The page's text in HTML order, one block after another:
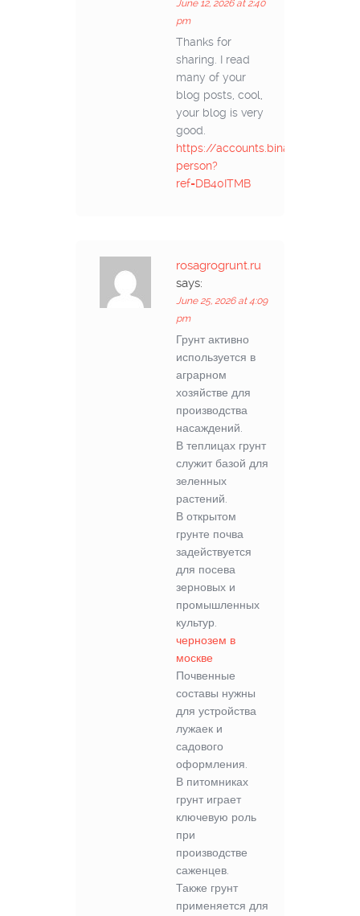
June 12, 2026 at 2:40
pm
Thanks for
sharing. I read
many of your
blog posts, cool,
your blog is very
good.
https://accounts.binance.bh/el/
person?
ref=DB40ITMB
rosagrogrunt.ru
says:
June 25, 2026 at 4:09
pm
Грунт активно
используется в
аграрном
хозяйстве для
производства
насаждений.
В теплицах грунт
служит базой для
зеленных
растений.
В открытом
грунте почва
задействуется
для посева
зерновых и
промышленных
культур.
чернозем в
москве
Почвенные
составы нужны
для устройства
лужаек и
садового
оформления.
В питомниках
грунт играет
ключевую роль
при
производстве
саженцев.
Также грунт
применяется для